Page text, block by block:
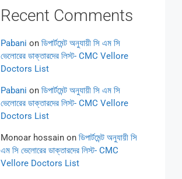
Recent Comments
Pabani onডিপার্টমেন্ট অনুযায়ী সি এম সি
ভেলোরের ডাক্তারদের লিস্ট- CMC Vellore
Doctors List
Pabani onডিপার্টমেন্ট অনুযায়ী সি এম সি
ভেলোরের ডাক্তারদের লিস্ট- CMC Vellore
Doctors List
Monoar hossain onডিপার্টমেন্ট অনুযায়ী সি
এম সি ভেলোরের ডাক্তারদের লিস্ট- CMC
Vellore Doctors List